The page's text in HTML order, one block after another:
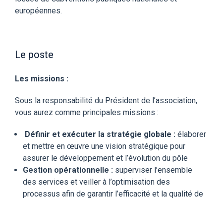
européennes.
Le poste
Les missions :
Sous la responsabilité du Président de l’association,
vous aurez comme principales missions :
Définir et exécuter la stratégie globale : élaborer
et mettre en œuvre une vision stratégique pour
assurer le développement et l’évolution du pôle
Gestion opérationnelle : superviser l’ensemble
des services et veiller à l’optimisation des
processus afin de garantir l’efficacité et la qualité de